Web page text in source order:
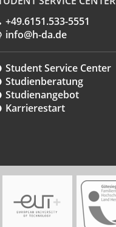
+49.6151.533-5551
info@h-da.de
Student Service Center
Studienberatung
Studienangebot
Karrierestart